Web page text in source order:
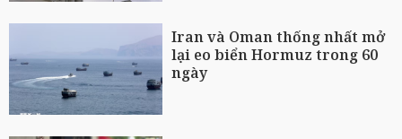
Iran và Oman thống nhất mở
lại eo biển Hormuz trong 60
ngày